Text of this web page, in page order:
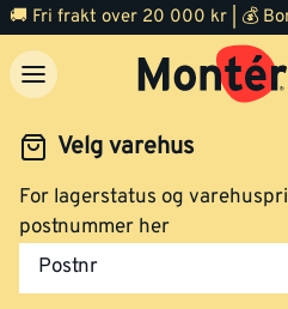
Velg varehus
For lagerstatus og
postnummer her
Postnr
Verktøy Tilbehør el verktøy